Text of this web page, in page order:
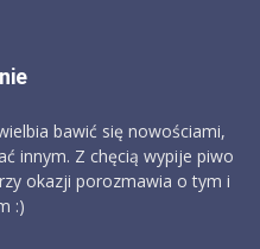
bawić się nowościami,
innym. Z chęcią wypije piwo
okazji porozmawia o tym i
:)